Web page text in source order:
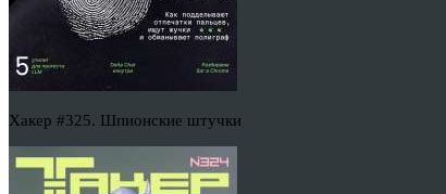
Хакер #325. Шпионские штучки